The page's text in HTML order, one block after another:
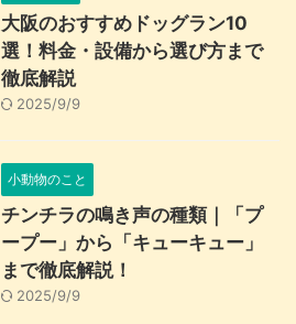
大阪のおすすめドッグラン10
選！料金・設備から選び方まで
徹底解説
2025/9/9
小動物のこと
チンチラの鳴き声の種類｜「プ
ープー」から「キューキュー」
まで徹底解説！
2025/9/9